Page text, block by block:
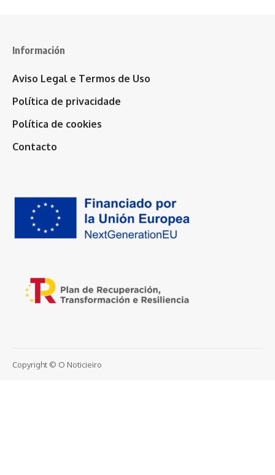
Información
Aviso Legal e Termos de Uso
Política de privacidade
Política de cookies
Contacto
Copyright © O Noticieiro